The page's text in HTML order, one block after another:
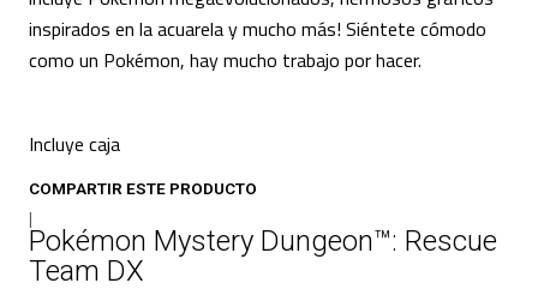
inspirados en la acuarela y mucho más! Siéntete cómodo
como un Pokémon, hay mucho trabajo por hacer.
Incluye caja
COMPARTIR ESTE PRODUCTO
|
Pokémon Mystery Dungeon™: Rescue
Team DX